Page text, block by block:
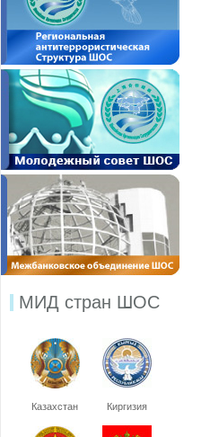
МИД стран ШОС
Казахстан Киргизия